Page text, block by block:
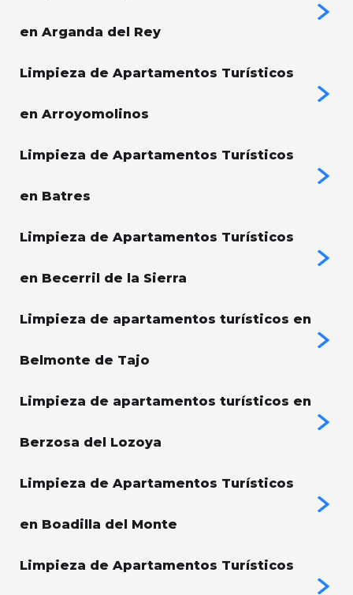
en Arganda del Rey
Limpieza de Apartamentos Turísticos
en Arroyomolinos
Limpieza de Apartamentos Turísticos
en Batres
Limpieza de Apartamentos Turísticos
en Becerril de la Sierra
Limpieza de apartamentos turísticos en
Belmonte de Tajo
Limpieza de apartamentos turísticos en
Berzosa del Lozoya
Limpieza de Apartamentos Turísticos
en Boadilla del Monte
Limpieza de Apartamentos Turísticos